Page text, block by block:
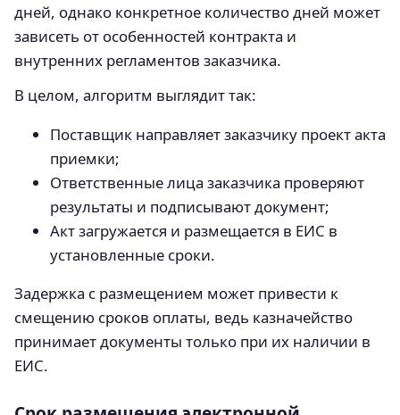
дней, однако конкретное количество дней может
зависеть от особенностей контракта и
внутренних регламентов заказчика.
В целом, алгоритм выглядит так:
Поставщик направляет заказчику проект акта
приемки;
Ответственные лица заказчика проверяют
результаты и подписывают документ;
Акт загружается и размещается в ЕИС в
установленные сроки.
Задержка с размещением может привести к
смещению сроков оплаты, ведь казначейство
принимает документы только при их наличии в
ЕИС.